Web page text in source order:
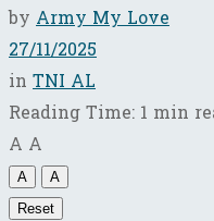
by Army My Love
27/11/2025
in TNI AL
Reading Time: 1 min
A A
A
A
Reset